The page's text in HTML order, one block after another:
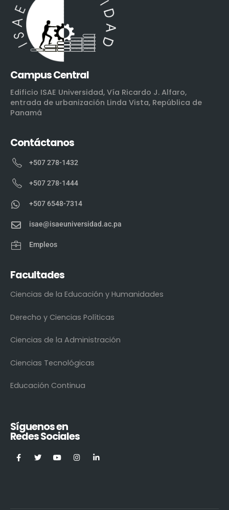
Campus Central
Edificio ISAE Universidad, Vía Ricardo J. Alfaro,
entrada de urbanización Linda Vista, República de
Panamá
Contáctanos
+507 278-1432
+507 278-1444
+507 6548-7314
isae@isaeuniversidad.ac.pa
Empleos
Facultades
Ciencias de la Educación y Humanidades
Derecho y Ciencias Políticas
Ciencias de la Administración
Ciencias Tecnológicas
Educación Continua
Síguenos en
Redes Sociales